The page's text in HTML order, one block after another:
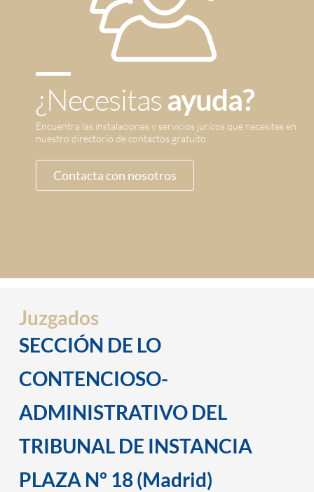
¿Necesitasayuda?
Encuentra las instalaciones y servicios jurícos que necesites en
nuestro directorio de contactos gratuito.
Contacta con nosotros
Juzgados
SECCIÓN DE LO
CONTENCIOSO-
ADMINISTRATIVO DEL
TRIBUNAL DE INSTANCIA
PLAZA Nº 18 (Madrid)